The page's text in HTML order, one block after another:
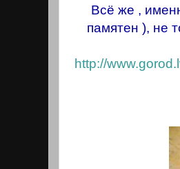
Всё же ,
памятен ), не
http://